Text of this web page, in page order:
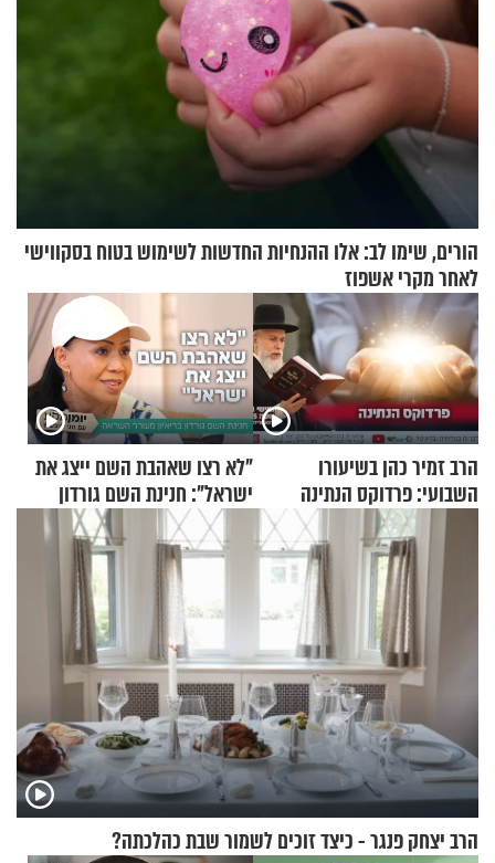
הורים, שימו לב: אלו ההנחיות החדשות לשימוש בטוח בסקווישי
לאחר מקרי אשפוז
הרב זמיר כהן בשיעורו
השבועי: פרדוקס הנתינה
"לא רצו שאהבת השם ייצג את
ישראל": חנינת השם גורדון
בריאיון מעורר השראה
הרב יצחק פנגר - כיצד זוכים לשמור שבת כהלכתה?